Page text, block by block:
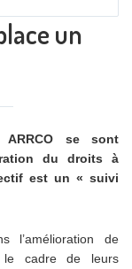
un
ARRCO se sont
du droits à
est un « suivi
l’amélioration de
le cadre de leurs